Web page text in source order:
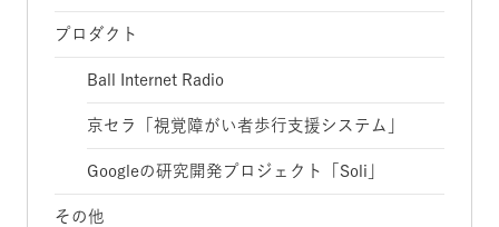
プロダクト
Ball Internet Radio
京セラ「視覚障がい者歩行支援システム」
Googleの研究開発プロジェクト「Soli」
その他